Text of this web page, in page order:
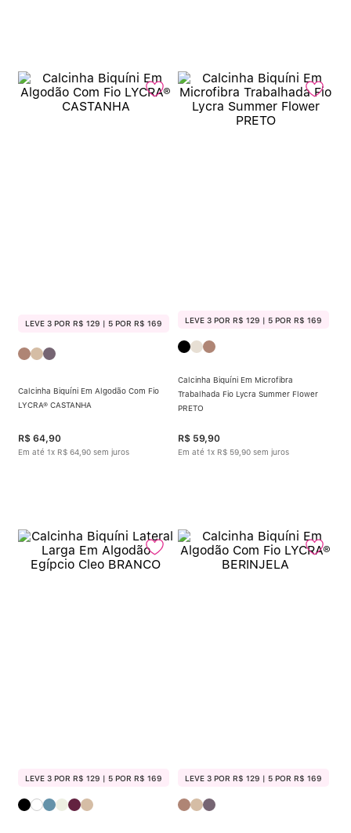
LEVE 3 POR R$ 129 | 5 POR R$ 169
Calcinha Biquíni Em Algodão Com Fio
LYCRA® CASTANHA
R$ 64,90
Em até 1x R$ 64 90 sem juros
LEVE 3 POR R$ 129 | 5 POR R$ 169
Calcinha Biquíni Em Microfibra
Trabalhada Fio Lycra Summer Flower
PRETO
R$ 59,90
Em até 1x R$ 59 90 sem juros
LEVE 3 POR R$ 129 | 5 POR R$ 169 LEVE 3 POR R$ 129 | 5 POR R$ 169